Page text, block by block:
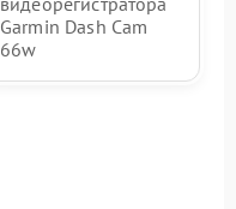
Garmin Dash Cam
66w